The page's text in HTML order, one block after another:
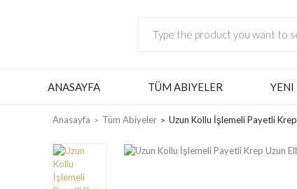
ANASAYFA TÜM ABIYELER YENI
Anasayfa Tüm Abiyeler Uzun Kollu İşlemeli Payetli